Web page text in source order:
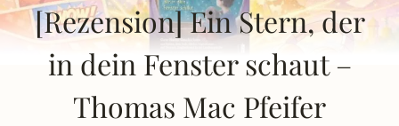
[Rezension] Ein Stern, der
in dein Fenster schaut –
Thomas Mac Pfeifer